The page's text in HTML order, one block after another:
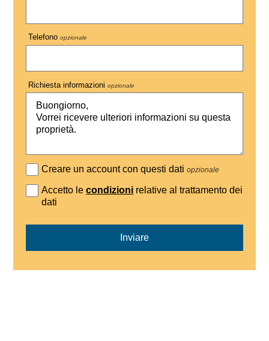
Telefono opzionale
Richiesta informazioni opzionale
Creare un account con questi datiopzionale
Accetto lecondizioni relative al trattamento dei
dati
Inviare